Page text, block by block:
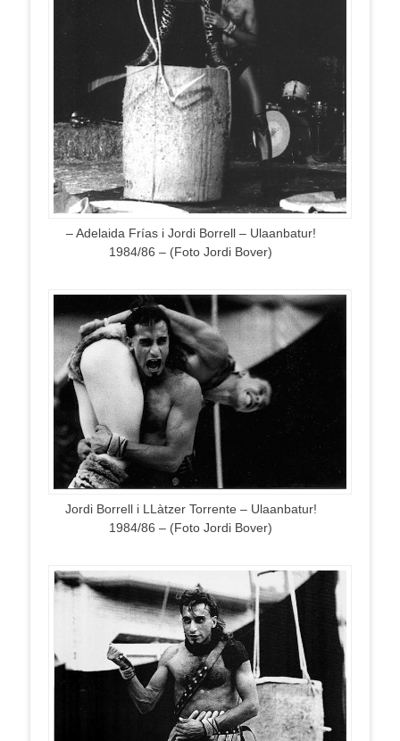
– Adelaida Frías i Jordi Borrell – Ulaanbatur!
1984/86 – (Foto Jordi Bover)
Jordi Borrell i LLàtzer Torrente – Ulaanbatur!
1984/86 – (Foto Jordi Bover)